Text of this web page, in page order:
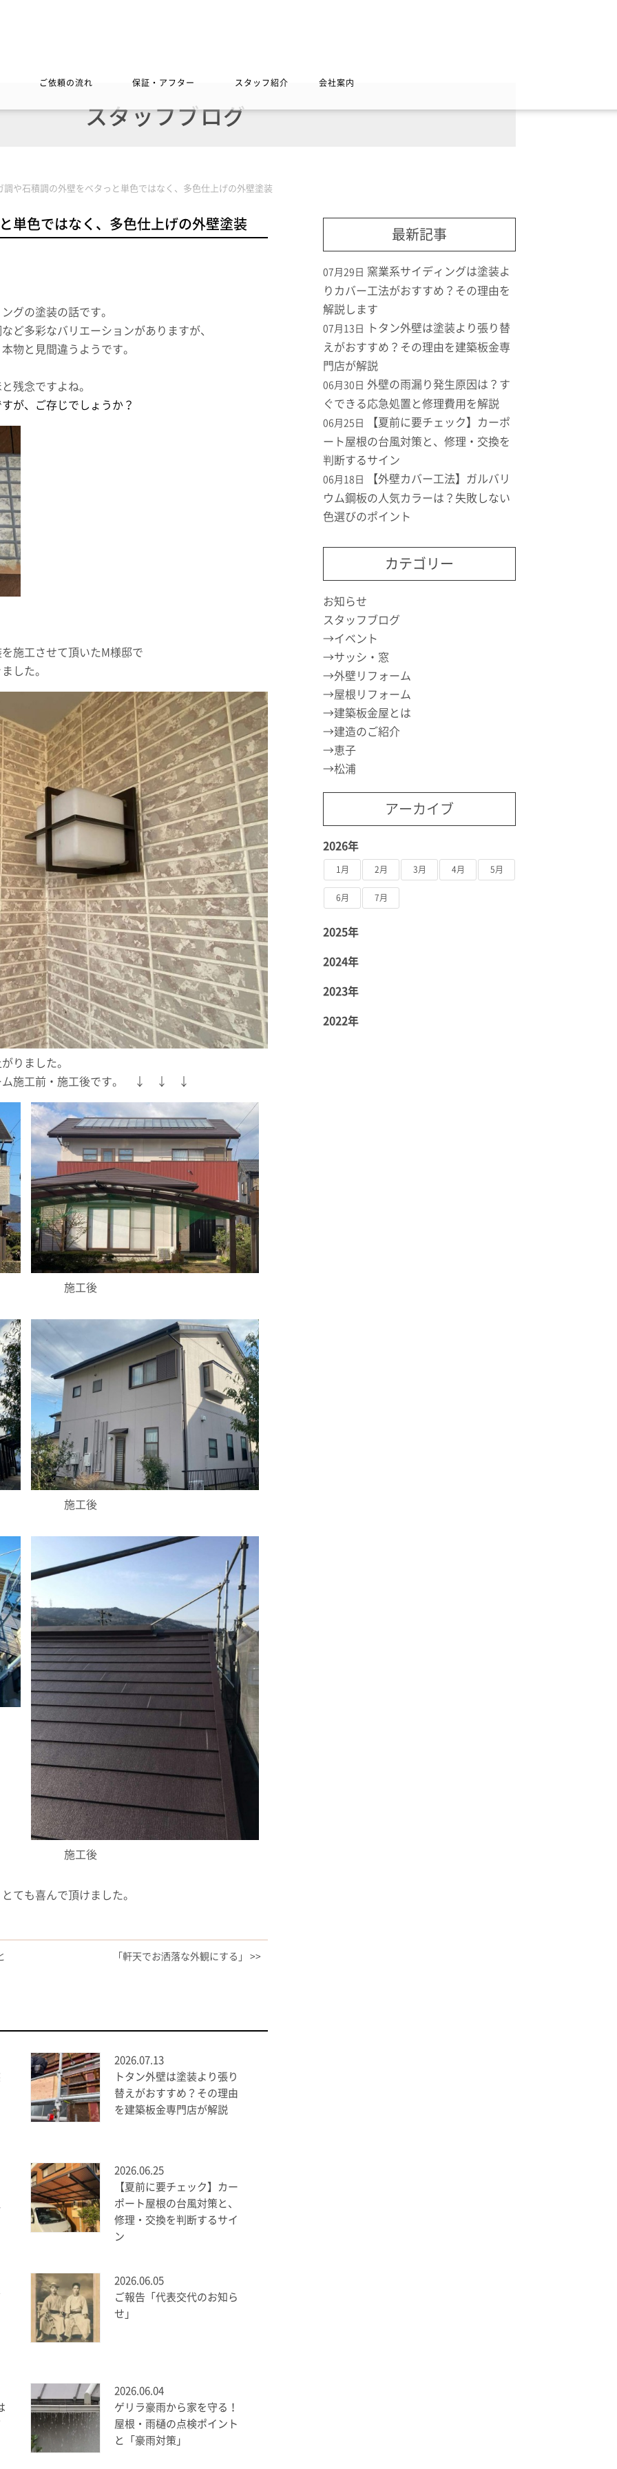
ご依頼の流れ 保証・アフター スタッフ紹介 会社案内
スタッフブログ
調や石積調の外壁をベタっと単色ではなく、多色仕上げの外壁塗装
単色ではなく、多色仕上げの外壁塗装
グの塗装の話です。
ど多彩なバリエーションがありますが、
物と見間違うようです。
残念ですよね。
が、ご存じでしょうか？
施工させて頂いたM様邸で
した。
りました。
ーム施工前・施工後です。 ↓ ↓ ↓
施工後
施工後
施工後
ても喜んで頂けました。
「軒天でお洒落な外観にする」 >>
2026.07.13
トタン外壁は塗装より張り
替えがおすすめ？その理由
を建築板金専門店が解説
2026.06.25
【夏前に要チェック】カー
ポート屋根の台風対策と、
修理・交換を判断するサイ
ン
2026.06.05
ご報告「代表交代のお知ら
せ」
2026.06.04
ゲリラ豪雨から家を守る！
屋根・雨樋の点検ポイント
と「豪雨対策」
最新記事
07月29日 窯業系サイディングは塗装よ
りカバー工法がおすすめ？その理由を
解説します
07月13日
トタン外壁は塗装より張り替
えがおすすめ？その理由を建築板金専
門店が解説
06月30日 外壁の雨漏り発生原因は？す
ぐできる応急処置と修理費用を解説
06月25日
【夏前に要チェック】カーポ
ート屋根の台風対策と、修理・交換を
判断するサイン
06月18日
【外壁カバー工法】ガルバリ
ウム鋼板の人気カラーは？失敗しない
色選びのポイント
カテゴリー
お知らせ
スタッフブログ
イベント
サッシ・窓
外壁リフォーム
屋根リフォーム
建築板金屋とは
建造のご紹介
恵子
松浦
アーカイブ
2026年
1月 2月 3月 4月 5月
6月 7月
2025年
2024年
2023年
2022年